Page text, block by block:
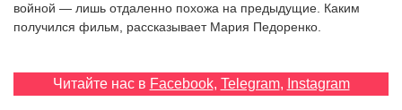
войной — лишь отдаленно похожа на предыдущие. Каким
получился фильм, рассказывает Мария Педоренко.
Читайте нас в Facebook, Telegram, Instagram